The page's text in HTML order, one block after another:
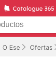
O Ese Ofertas